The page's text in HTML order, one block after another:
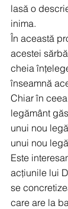
lasă o
inima.
În această
acestei
cheia
înseamnă
Chiar în
legământ
unui nou
unui nou
Este
acțiunile lui
se
care are la